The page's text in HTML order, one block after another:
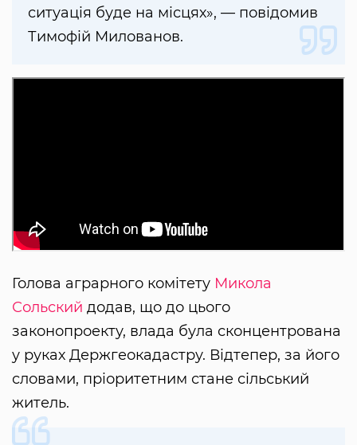
ситуація буде на місцях», — повідомив
Тимофій Милованов.
Голова аграрного комітету Микола
Сольский додав, що до цього
законопроекту, влада була сконцентрована
у руках Держгеокадастру. Відтепер, за його
словами, пріоритетним стане сільський
житель.